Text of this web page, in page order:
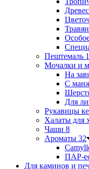
Пештемаль
Мочалки и
На
С
Для
Рукавицы
Халаты для
Чаши 8
Ароматы 32
ПАР-
Для каминов и